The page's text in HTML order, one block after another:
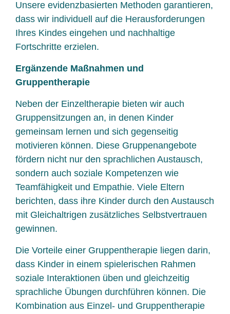
Unsere evidenzbasierten Methoden garantieren,
dass wir individuell auf die Herausforderungen
Ihres Kindes eingehen und nachhaltige
Fortschritte erzielen.
Ergänzende Maßnahmen und
Gruppentherapie
Neben der Einzeltherapie bieten wir auch
Gruppensitzungen an, in denen Kinder
gemeinsam lernen und sich gegenseitig
motivieren können. Diese Gruppenangebote
fördern nicht nur den sprachlichen Austausch,
sondern auch soziale Kompetenzen wie
Teamfähigkeit und Empathie. Viele Eltern
berichten, dass ihre Kinder durch den Austausch
mit Gleichaltrigen zusätzliches Selbstvertrauen
gewinnen.
Die Vorteile einer Gruppentherapie liegen darin,
dass Kinder in einem spielerischen Rahmen
soziale Interaktionen üben und gleichzeitig
sprachliche Übungen durchführen können. Die
Kombination aus Einzel- und Gruppentherapie